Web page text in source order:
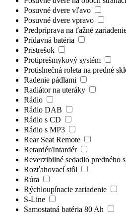
Posuvné dvere vľavo
Posuvné dvere vpravo
Predpríprava na ťažné
Prídavná batéria
Prístrešok
Protiprešmykový systém
Protislnečná roleta na predné
Radenie pádlami
Radiátor na uteráky
Rádio
Rádio DAB
Rádio s CD
Rádio s MP3
Rear Seat Remote
Retardér/Intardér
Reverzibilné sedadlo predného
Rozťahovací stôl
Rúra
Rýchloupínacie zariadenie
S-Line
Samostatná batéria 80 Ah